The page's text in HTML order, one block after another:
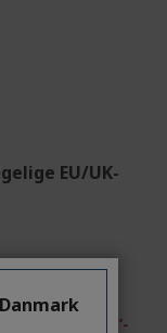
EU/UK-
din pc-